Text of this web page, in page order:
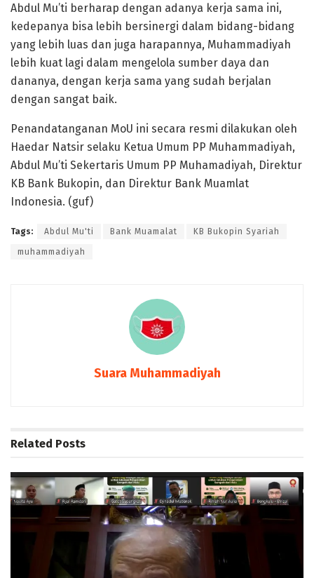
Abdul Mu’ti berharap dengan adanya kerja sama ini,
kedepanya bisa lebih bersinergi dalam bidang-bidang
yang lebih luas dan juga harapannya, Muhammadiyah
lebih kuat lagi dalam mengelola sumber daya dan
dananya, dengan kerja sama yang sudah berjalan
dengan sangat baik.
Penandatanganan MoU ini secara resmi dilakukan oleh
Haedar Natsir selaku Ketua Umum PP Muhammadiyah,
Abdul Mu’ti Sekertaris Umum PP Muhamadiyah, Direktur
KB Bank Bukopin, dan Direktur Bank Muamlat
Indonesia. (guf)
Tags: Abdul Mu'ti Bank Muamalat KB Bukopin Syariah
muhammadiyah
Suara Muhammadiyah
Related Posts